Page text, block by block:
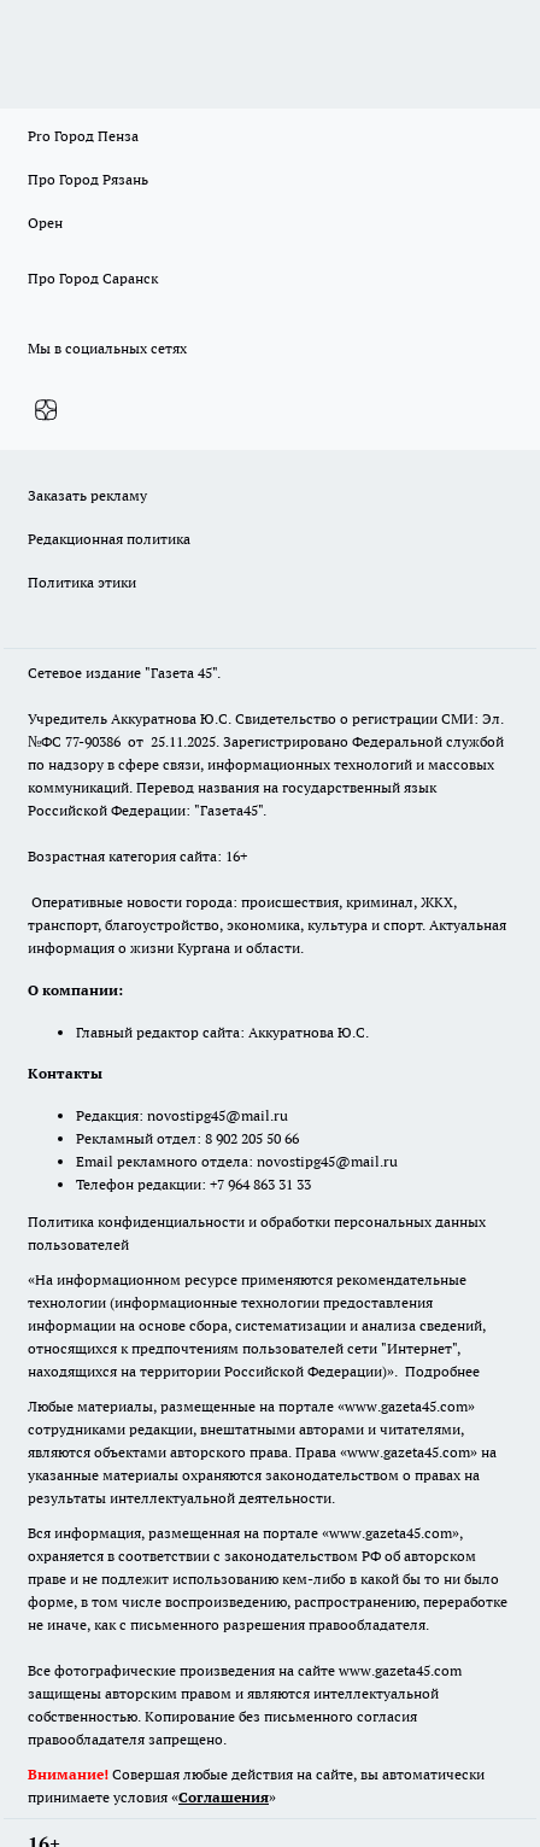
Pro Город Пенза
Про Город Рязань
Орен
Про Город Саранск
Мы в социальных сетях
Заказать рекламу
Редакционная политика
Политика этики
Сетевое издание "Газета 45".
Учредитель Аккуратнова Ю.С. Свидетельство о регистрации СМИ: Эл.
№ФС 77-90386 от 25.11.2025. Зарегистрировано Федеральной службой
по надзору в сфере связи, информационных технологий и массовых
коммуникаций. Перевод названия на государственный язык
Российской Федерации: "Газета45".
Возрастная категория сайта: 16+
Оперативные новости города: происшествия, криминал, ЖКХ,
транспорт, благоустройство, экономика, культура и спорт. Актуальная
информация о жизни Кургана и области.
О компании:
Главный редактор сайта: Аккуратнова Ю.С.
Контакты
Редакция: novostipg45@mail.ru
Рекламный отдел: 8 902 205 50 66
Email рекламного отдела: novostipg45@mail.ru
Телефон редакции: +7 964 863 31 33
Политика конфиденциальности и обработки персональных данных
пользователей
«На информационном ресурсе применяются рекомендательные
технологии (информационные технологии предоставления
информации на основе сбора, систематизации и анализа сведений,
относящихся к предпочтениям пользователей сети "Интернет",
находящихся на территории Российской Федерации)». Подробнее
Любые материалы, размещенные на портале «www.gazeta45.com»
сотрудниками редакции, внештатными авторами и читателями,
являются объектами авторского права. Права «www.gazeta45.com» на
указанные материалы охраняются законодательством о правах на
результаты интеллектуальной деятельности.
Вся информация, размещенная на портале «www.gazeta45.com»,
охраняется в соответствии с законодательством РФ об авторском
праве и не подлежит использованию кем-либо в какой бы то ни было
форме, в том числе воспроизведению, распространению, переработке
не иначе, как с письменного разрешения правообладателя.
Все фотографические произведения на сайте www.gazeta45.com
защищены авторским правом и являются интеллектуальной
собственностью. Копирование без письменного согласия
правообладателя запрещено.
Внимание! Совершая любые действия на сайте, вы автоматически
принимаете условия «Cоглашения»